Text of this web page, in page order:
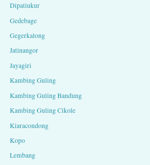
Dipatiukur
Gedebage
Gegerkalong
Jatinangor
Jayagiri
Kambing Guling
Kambing Guling Bandung
Kambing Guling Cikole
Kiaracondong
Kopo
Lembang